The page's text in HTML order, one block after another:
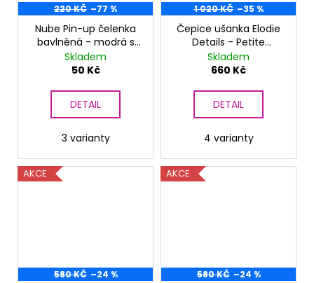
220 KČ –77 %
Nube Pin-up čelenka
bavlněná - modrá s
mráčky
Skladem
50 Kč
DETAIL
3 varianty
1 020 KČ –35 %
Čepice ušanka Elodie
Details - Petite
Botanic
Skladem
660 Kč
DETAIL
4 varianty
AKCE
580 KČ –24 %
AKCE
580 KČ –24 %